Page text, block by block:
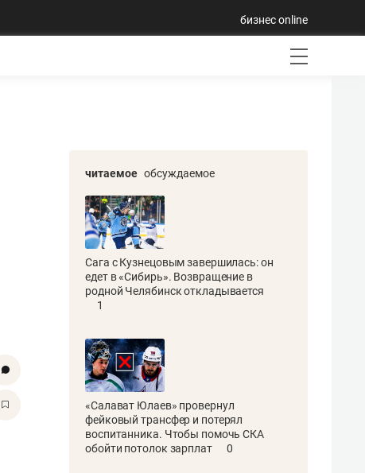
бизнес online
читаемое обсуждаемое
Сага с Кузнецовым завершилась: он
едет в «Сибирь». Возвращение в
родной Челябинск откладывается
1
«Салават Юлаев» провернул
фейковый трансфер и потерял
воспитанника. Чтобы помочь СКА
обойти потолок зарплат
0